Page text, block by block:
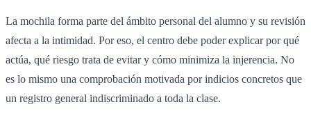
La mochila forma parte del ámbito personal del alumno y su revisión
afecta a la intimidad. Por eso, el centro debe poder explicar por qué
actúa, qué riesgo trata de evitar y cómo minimiza la injerencia. No
es lo mismo una comprobación motivada por indicios concretos que
un registro general indiscriminado a toda la clase.